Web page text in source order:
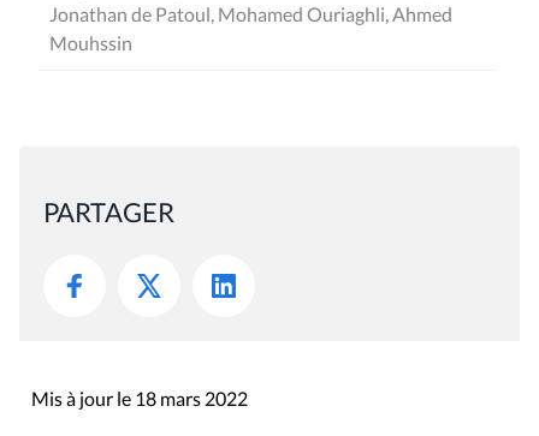
Jonathan de Patoul, Mohamed Ouriaghli, Ahmed
Mouhssin
PARTAGER
Mis à jour le 18 mars 2022